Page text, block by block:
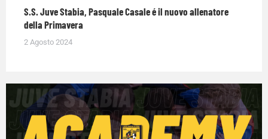
S.S. Juve Stabia, Pasquale Casale é il nuovo allenatore
della Primavera
2 Agosto 2024